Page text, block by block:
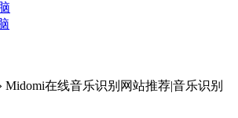
Midomi在线音乐识别网站推荐|音乐识别